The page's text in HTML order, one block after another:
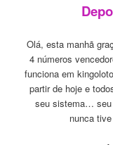
Olá, esta manhã
4 números
funciona em
partir de hoje e
seu sistema… seu
nunca